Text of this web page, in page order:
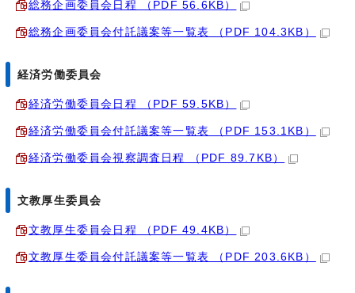
総務企画委員会日程 （PDF 56.6KB）
総務企画委員会付託議案等一覧表 （PDF 104.3KB）
経済労働委員会
経済労働委員会日程 （PDF 59.5KB）
経済労働委員会付託議案等一覧表 （PDF 153.1KB）
経済労働委員会視察調査日程 （PDF 89.7KB）
文教厚生委員会
文教厚生委員会日程 （PDF 49.4KB）
文教厚生委員会付託議案等一覧表 （PDF 203.6KB）